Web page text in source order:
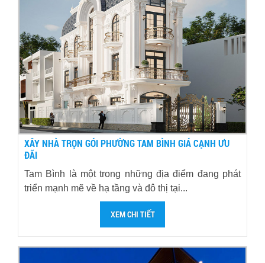
XÂY NHÀ TRỌN GÓI PHƯỜNG TAM BÌNH GIÁ CẠNH ƯU
ĐÃI
Tam Bình là một trong những địa điểm đang phát
triển mạnh mẽ về hạ tầng và đô thị tại...
XEM CHI TIẾT